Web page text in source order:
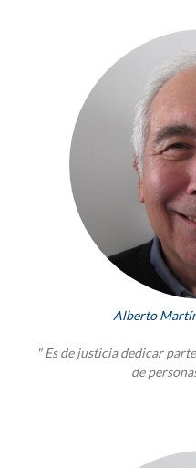
Alberto
" Es de justicia dedicar
de